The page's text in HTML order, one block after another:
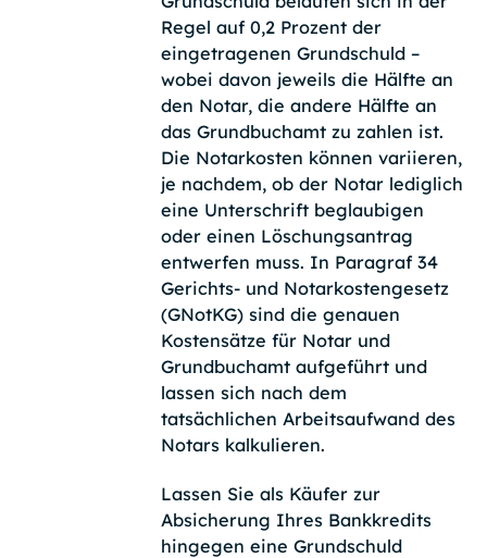
Regel auf 0,2 Prozent der
eingetragenen Grundschuld –
wobei davon jeweils die Hälfte an
den Notar, die andere Hälfte an
das Grundbuchamt zu zahlen ist.
Die Notarkosten können variieren,
je nachdem, ob der Notar lediglich
eine Unterschrift beglaubigen
oder einen Löschungsantrag
entwerfen muss. In Paragraf 34
Gerichts- und Notarkostengesetz
(GNotKG) sind die genauen
Kostensätze für Notar und
Grundbuchamt aufgeführt und
lassen sich nach dem
tatsächlichen Arbeitsaufwand des
Notars kalkulieren.
Lassen Sie als Käufer zur
Absicherung Ihres Bankkredits
hingegen eine Grundschuld